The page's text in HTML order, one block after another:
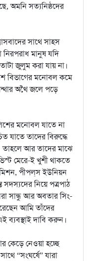
অমনি সত্যনিষ্ঠদের
সাথে সাহস
মানুষ যদি
জুলুম করা যায় না।
বিভাগের মনোবল কমে
অথৈ জলে পড়ে
মনোবল যাতে না
যাতে তাদের বিরুদ্ধে
আর তাদের মাঝে
মেরে-ই খুশী থাকতে
পীপল্‌স ইউনিয়ন
নিয়ে পত্রপাঠ
সান্ধু আর অবতার সিং-
আমি তাঁদের
ব্যবস্থাই দাবি করুন।
কেড়ে নেওয়া হচ্ছে
“সংঘর্ষে” যারা